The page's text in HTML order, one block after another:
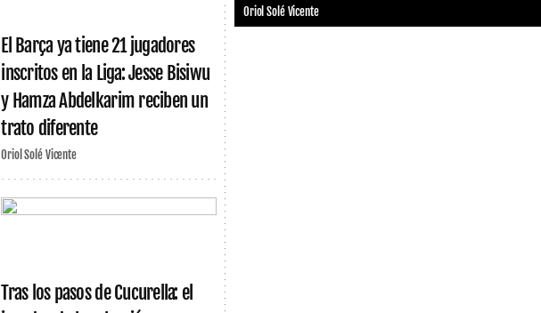
El Barça ya tiene 21 jugadores
inscritos en la Liga: Jesse Bisiwu
y Hamza Abdelkarim reciben un
trato diferente
Oriol Solé Vicente
Tras los pasos de Cucurella: el
Oriol Solé Vicente